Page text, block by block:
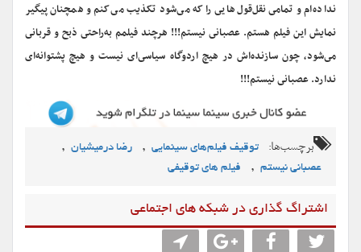
نداده‌ام و تمامى نقل‌قول‌هایى را که مى‌شود تکذیب مى‌کنم و همچنان پیگیر
نمایش این فیلم هستم. عصبانى نیستم!!! هرچند فیلمم به‌راحتى ذبح و قربانى
مى‌شود، چون سازنده‌اش در هیچ اردوگاه سیاسى‌اى نیست و هیچ پشتوانه‌اى
ندارد. عصبانى نیستم!!!
برچسب‌ها: توقیف فیلم‌های سینمایی , رضا درمیشیان ,
عصبانی نیستم , فیلم های توقیفی
اشتراگ گذاری در شبکه های اجتماعی